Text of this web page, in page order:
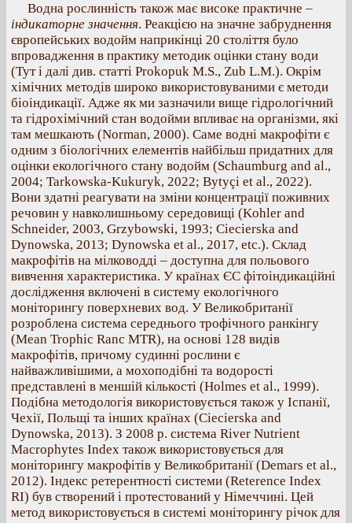
Водна рослинність також має високе практичне –
індикаторне значення. Реакцією на значне забруднення
європейських водойм наприкінці 20 століття було
впровадження в практику методик оцінки стану води
(Тут і далі див. статті Prokopuk M.S., Zub L.M.). Окрім
хімічних методів широко використовуваними є методи
біоіндикації. Адже як ми зазначили вище гідрологічний
та гідрохімічний стан водойми впливає на організми, які
там мешкають (Norman, 2000). Саме водні макрофіти є
одним з біологічних елементів найбільш придатних для
оцінки екологічного стану водойм (Schaumburg and al.,
2004; Tarkowska-Kukuryk, 2022; Bytyçi et al., 2022).
Вони здатні реагувати на зміни концентрації поживних
речовин у навколишньому середовищі (Kohler and
Schneider, 2003, Grzybowski, 1993; Ciecierska and
Dynowska, 2013; Dynowska et al., 2017, etc.). Склад
макрофітів на мілководді – доступна для польового
вивчення характеристика. У країнах ЄС фітоіндикаційні
дослідження включені в систему екологічного
моніторингу поверхневих вод. У Великобританії
розроблена система середнього трофічного ранкінгу
(Mean Trophic Ranc MTR), на основі 128 видів
макрофітів, причому судинні рослини є
найважливішими, а мохоподібні та водорості
представлені в меншій кількості (Holmes et al., 1999).
Подібна методологія використовується також у Іспанії,
Чехії, Польщі та інших країнах (Ciecierska and
Dynowska, 2013). З 2008 р. система River Nutrient
Macrophytes Index також використовується для
моніторингу макрофітів у Великобританії (Demars et al.,
2012). Індекс ретерентності системи (Reterence Index
RI) був створений і протестований у Німеччині. Цей
метод використовується в системі моніторингу річок для